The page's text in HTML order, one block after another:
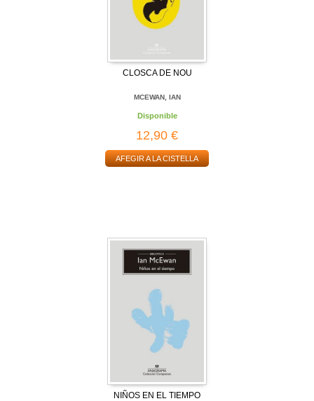
CLOSCA DE NOU
MCEWAN, IAN
Disponible
12,90 €
AFEGIR A LA CISTELLA
NIÑOS EN EL TIEMPO